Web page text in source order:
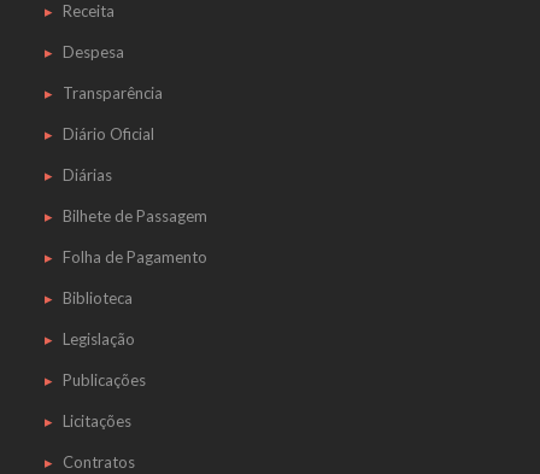
Receita
Despesa
Transparência
Diário Oficial
Diárias
Bilhete de Passagem
Folha de Pagamento
Biblioteca
Legislação
Publicações
Licitações
Contratos